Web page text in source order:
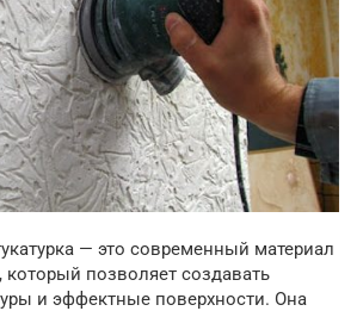
— это современный материал
который позволяет создавать
и эффектные поверхности. Она